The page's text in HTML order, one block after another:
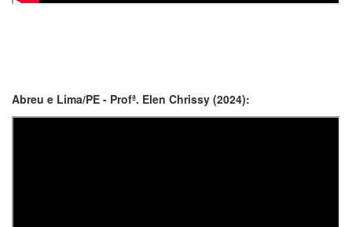
Abreu e Lima/PE - Profª. Elen Chrissy (2024):